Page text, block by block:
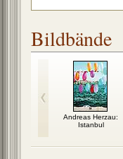
Bildbände
Andreas Herzau:
Istanbul